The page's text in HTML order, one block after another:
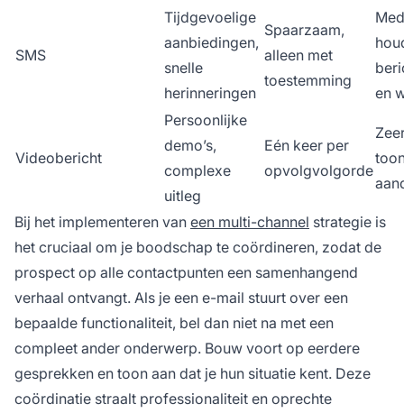
SMS
Tijdgevoelige
aanbiedingen,
snelle
herinneringen
Spaarzaam,
alleen met
toestemming
en
Videobericht
Persoonlijke
demo’s,
complexe
uitleg
Eén keer per
opvolgvolgorde
Bij het implementeren van een multi-channel strategie is
het cruciaal om je boodschap te coördineren, zodat de
prospect op alle contactpunten een samenhangend
verhaal ontvangt. Als je een e-mail stuurt over een
bepaalde functionaliteit, bel dan niet na met een
compleet ander onderwerp. Bouw voort op eerdere
gesprekken en toon aan dat je hun situatie kent. Deze
coördinatie straalt professionaliteit en oprechte